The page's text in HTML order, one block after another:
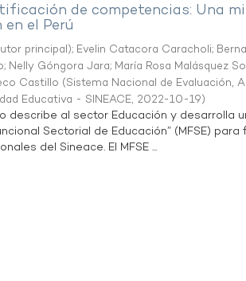
de competencias: Una
el Perú
principal); Evelin Catacora Caracholi;
; Nelly Góngora Jara; María Rosa Malásquez
Castillo (Sistema Nacional de Evaluación,
Educativa - SINEACE, 2022-10-19)
describe al sector Educación y desarrolla
Sectorial de Educación” (MFSE)
del Sineace. El MFSE ...